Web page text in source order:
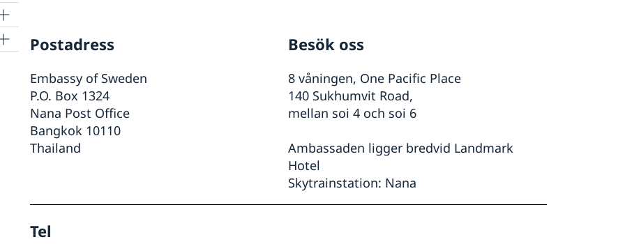
Postadress
Embassy of Sweden
P.O. Box 1324
Nana Post Office
Bangkok 10110
Thailand
Besök oss
8 våningen, One Pacific Place
140 Sukhumvit Road,
mellan soi 4 och soi 6
Ambassaden ligger bredvid Landmark
Hotel
Skytrainstation: Nana
Tel